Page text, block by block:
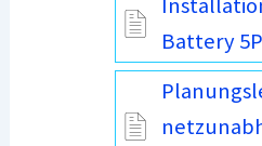
Battery